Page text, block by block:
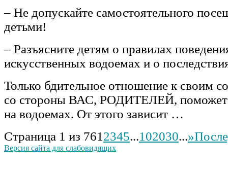
– Не допускайте самостоятельного
детьми!
– Разъясните детям о правилах
искусственных водоемах и о
Только бдительное отношение к своим
со стороны ВАС, РОДИТЕЛЕЙ, поможет
на водоемах. От этого зависит …
Страница 1 из 761 2345...102030...»
Версия сайта для слабовидящих